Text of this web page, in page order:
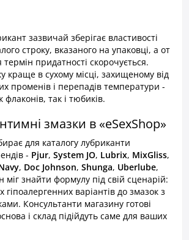
зазвичай зберігає властивості
строку, вказаного на упаковці, а от
термін придатності скорочується.
краще в сухому місці, захищеному від
променів і перепадів температури -
флаконів, так і тюбиків.
змазки в «eSexShop»
для каталогу лубриканти
- Pjur, System JO, Lubrix, MixGliss,
, Doc Johnson, Shunga, Uberlube,
знайти формулу під свій сценарій:
гіпоалергенних варіантів до змазок з
Консультанти магазину готові
і склад підійдуть саме для ваших